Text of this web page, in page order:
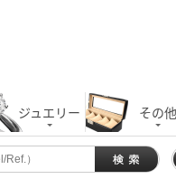
ジュエリー その他